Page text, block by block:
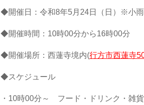
◆開催日：令和8年5月24日（日）※小
◆開催時間：10時00分から16時00分
◆開催場所：西蓮寺境内(行方市西蓮寺
◆スケジュール
・10時00分～ フード・ドリンク・